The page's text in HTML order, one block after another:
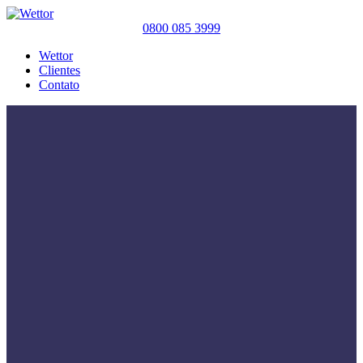
0800 085 3999
Wettor
Clientes
Contato